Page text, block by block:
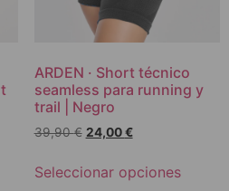
ARDEN · Short técnico
seamless para running y
trail | Negro
39,90€ 24,00€
Seleccionar opciones